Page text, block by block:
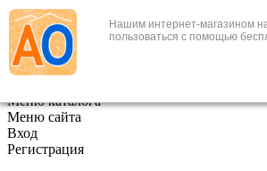
Нашим интернет-магазином
пользоваться с помощью
+7 (495) 646-888-1
В корзине 0
Меню каталога
Меню сайта
Вход
Регистрация